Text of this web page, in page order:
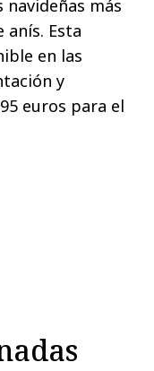
más
anís. Esta
en las
y
euros para el